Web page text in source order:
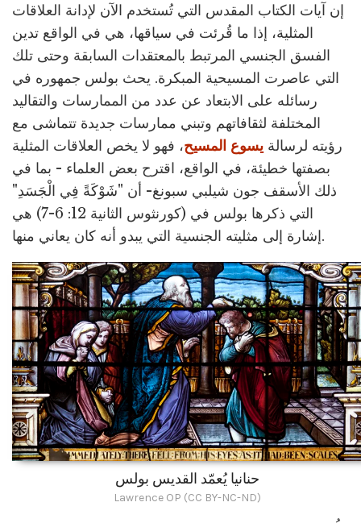
إن آيات الكتاب المقدس التي تُستخدم الآن لإدانة العلاقات
المثلية، إذا ما قُرئت في سياقها، هي في الواقع تدين
الفسق الجنسي المرتبط بالمعتقدات السابقة وحتى تلك
التي عاصرت المسيحية المبكرة. يحث بولس جمهوره في
رسائله على الابتعاد عن عدد من الممارسات والتقاليد
المختلفة لثقافاتهم وتبني ممارسات جديدة تتماشى مع
رؤيته لرسالة يسوع المسيح، فهو لا يخص العلاقات المثلية
بصفتها خطيئة، في الواقع، اقترح بعض العلماء - بما في
ذلك الأسقف جون شيلبي سبونغ- أن "شَوْكَةً فِي الْجَسَدِ"
التي ذكرها بولس في (كورنثوس الثانية 12: 6-7) هي
إشارة إلى مثليته الجنسية التي يبدو أنه كان يعاني منها.
حنانيا يُعمّد القديس بولس
Lawrence OP (CC BY-NC-ND)